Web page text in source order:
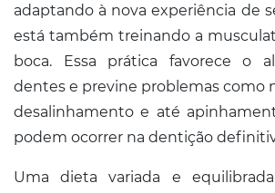
adaptando à nova experiência de
está também treinando a
boca. Essa prática favorece o
dentes e previne problemas como
desalinhamento e até
podem ocorrer na dentição
Uma dieta variada e